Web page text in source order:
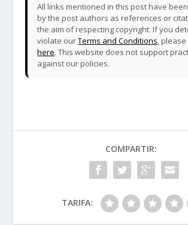
All links mentioned in this post have
by the post authors as references or
the aim of respecting copyright. If you
violate ourTerms and Conditions, please
here. This website does not support
against our policies.
COMPARTIR:
TARIFA: